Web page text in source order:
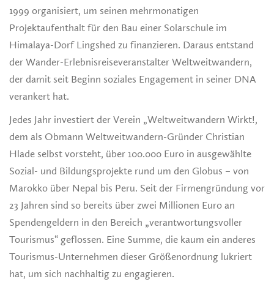
1999 organisiert, um seinen mehrmonatigen
Projektaufenthalt für den Bau einer Solarschule im
Himalaya-Dorf Lingshed zu finanzieren. Daraus entstand
der Wander-Erlebnisreiseveranstalter Weltweitwandern,
der damit seit Beginn soziales Engagement in seiner DNA
verankert hat.
Jedes Jahr investiert der Verein „Weltweitwandern Wirkt!,
dem als Obmann Weltweitwandern-Gründer Christian
Hlade selbst vorsteht, über 100.000 Euro in ausgewählte
Sozial- und Bildungsprojekte rund um den Globus – von
Marokko über Nepal bis Peru. Seit der Firmengründung vor
23 Jahren sind so bereits über zwei Millionen Euro an
Spendengeldern in den Bereich „verantwortungsvoller
Tourismus“ geflossen. Eine Summe, die kaum ein anderes
Tourismus-Unternehmen dieser Größenordnung lukriert
hat, um sich nachhaltig zu engagieren.